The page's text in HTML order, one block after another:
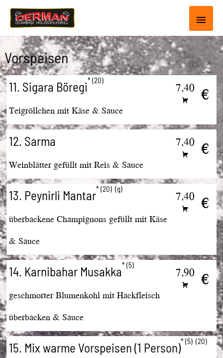
Vorspeisen
11. Sigara Böregi 20 7,40 €
Teigröllchen mit Käse & Sauce
12. Sarma 7,40 €
Weinblätter gefüllt mit Reis & Sauce
13. Peynirli Mantar 20 g 7,40 €
überbackene Champignons gefüllt mit Käse
& Sauce
14. Karnibahar Musakka 5 7,90 €
geschmorter Blumenkohl mit Hackfleisch
überbacken & Sauce
15. Mix warme Vorspeisen (1 Person) 5 20